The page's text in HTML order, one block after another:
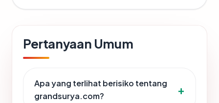
Pertanyaan Umum
Apa yang terlihat berisiko tentang
grandsurya.com?